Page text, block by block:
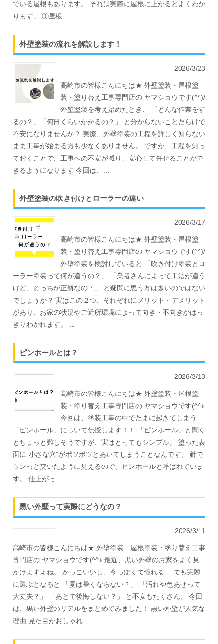
でいる屋根もあります。 それは実際に屋根に上がるとよくわか
ります。 ①屋根...
外壁塗装の流れを解説します！
2026/3/23
高崎市の皆様こんにちは★ 外壁塗装・屋根塗
装・塗り替え工事専門店の ヤマショウです(^^)/
外壁塗装を考え始めたとき、 「どんな作業をす
るの？」「何日くらいかかるの？」 と分からないことだらけで
不安になりませんか？ 実際、外壁塗装の工程を詳しく知らない
まま工事が始まる方も少なくありません。 ですが、工程を知っ
ておくことで、工事への不安が減り、安心して任せることがで
きるようになります 今回は、...
外壁塗装の吹き付けとローラーの違い
2026/3/17
高崎市の皆様こんにちは★ 外壁塗装・屋根塗
装・塗り替え工事専門店の ヤマショウです(^^)/
外壁塗装を検討していると 「吹き付け塗装とロ
ーラー塗装って何が違うの？」 「業者さんによって工法が違う
けど、どっちが正解なの？」 と疑問に思う方は多いのではない
でしょうか？ 実はこの２つ、それぞれにメリット・デメリット
があり、お家の状況やご近所環境によって向き・不向きがはっ
きりわかれます。 ...
ピンホールとは？
2026/3/13
高崎市の皆様こんにちは★ 外壁塗装・屋根塗
装・塗り替え工事専門店の ヤマショウです(^^♪
今回は、塗装工事の中でたまに起きてしまう
「ピンホール」について伝授します！！ 「ピンホール」と聞く
とちょっと難しそうですが、実はとってもシンプル。 塗った表
面に”小さな穴”がポツポツとあいてしまうことなんです。 針で
ツンっと突いたように見えるので、ピンホールと呼ばれていま
す。 仕上がっ...
黒い外壁って実際にどうなの？
2026/3/11
高崎市の皆様こんにちは★ 外壁塗装・屋根塗装・塗り替え工事
専門店の ヤマショウです(^^♪ 最近、黒い外壁のお家をよく見
かけますよね。 かっこいいし、今っぽくて憧れる… でも実際
に選ぶとなると 「夏は暑くならない？」 「汚れや色あせって
大丈夫？」 「あとで後悔しない？」 と不安もたくさん。 今回
は、黒い外壁のリアルをまとめてみました！ 黒い外壁が人気な
理由 見た目がおしゃれ...